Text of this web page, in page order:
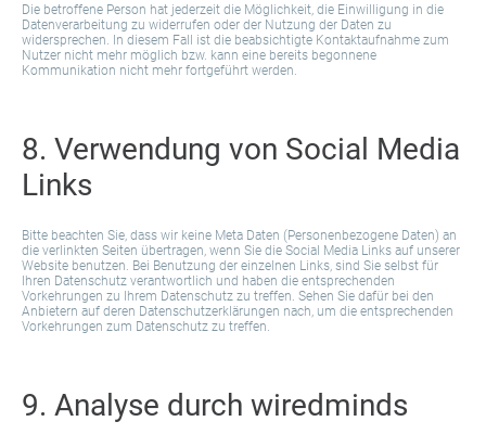
Die betroffene Person hat jederzeit die Möglichkeit, die Einwilligung in die
Datenverarbeitung zu widerrufen oder der Nutzung der Daten zu
widersprechen. In diesem Fall ist die beabsichtigte Kontaktaufnahme zum
Nutzer nicht mehr möglich bzw. kann eine bereits begonnene
Kommunikation nicht mehr fortgeführt werden.
8. Verwendung von Social Media
Links
Bitte beachten Sie, dass wir keine Meta Daten (Personenbezogene Daten) an
die verlinkten Seiten übertragen, wenn Sie die Social Media Links auf unserer
Website benutzen. Bei Benutzung der einzelnen Links, sind Sie selbst für
Ihren Datenschutz verantwortlich und haben die entsprechenden
Vorkehrungen zu Ihrem Datenschutz zu treffen. Sehen Sie dafür bei den
Anbietern auf deren Datenschutzerklärungen nach, um die entsprechenden
Vorkehrungen zum Datenschutz zu treffen.
9. Analyse durch wiredminds